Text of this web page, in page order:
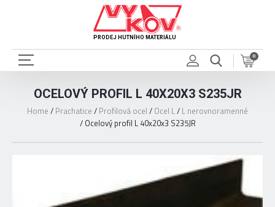
PRODEJ HUTNÍHO MATERIÁLU
0
OCELOVÝ PROFIL L 40X20X3 S235JR
Home / Prachatice / Profilová ocel / Ocel L/ L nerovnoramenné
/ Ocelový profil L 40x20x3 S235JR